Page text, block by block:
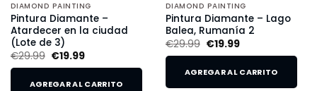
DIAMOND PAINTING
Pintura Diamante –
Atardecer en la ciudad
(Lote de 3)
€29.99 €19.99
AGREGAR AL CARRITO
DIAMOND PAINTING
Pintura Diamante – Lago
Balea, Rumanía 2
€29.99 €19.99
AGREGAR AL CARRITO